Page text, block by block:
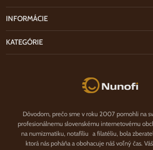
Nunofi.sk
Dôvodom, prečo sme v roku 2007 pomohli na
profesionálnemu slovenskému internetovému
na numizmatiku, notafíliu a filatéliu, bola
ktorá nás poháňa a obohacuje náš voľný čas.
INFORMÁCIE
KATEGÓRIE